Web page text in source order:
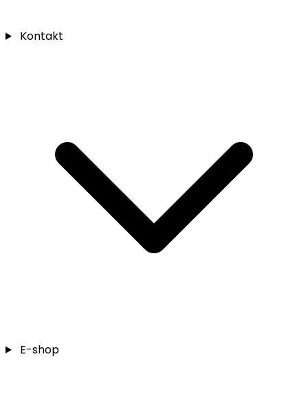
Kontakt
E-shop